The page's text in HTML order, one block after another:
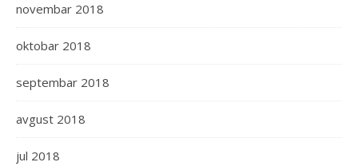
novembar 2018
oktobar 2018
septembar 2018
avgust 2018
jul 2018